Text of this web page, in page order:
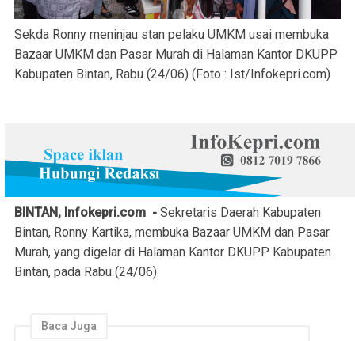
Sekda Ronny meninjau stan pelaku UMKM usai membuka
Bazaar UMKM dan Pasar Murah di Halaman Kantor DKUPP
Kabupaten Bintan, Rabu (24/06) (Foto : Ist/Infokepri.com)
BINTAN, Infokepri.com - Sekretaris Daerah Kabupaten
Bintan, Ronny Kartika, membuka Bazaar UMKM dan Pasar
Murah, yang digelar di Halaman Kantor DKUPP Kabupaten
Bintan, pada Rabu (24/06)
Baca Juga